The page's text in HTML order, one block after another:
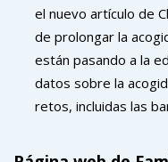
el nuevo artículo de
de prolongar la
están pasando a la
datos sobre la
retos, incluidas las